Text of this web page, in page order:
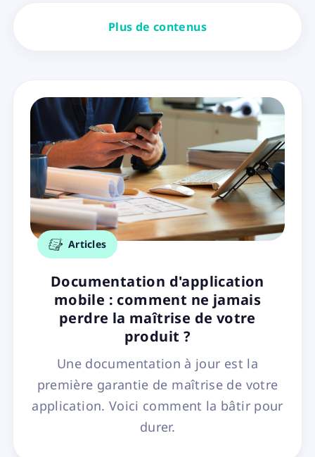
Plus de contenus
Articles
Documentation d'application
mobile : comment ne jamais
perdre la maîtrise de votre
produit ?
Une documentation à jour est la
première garantie de maîtrise de votre
application. Voici comment la bâtir pour
durer.